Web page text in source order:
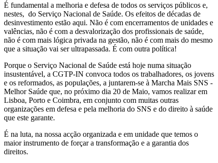
É fundamental a melhoria e defesa de todos os serviços públicos e,
nestes, do Serviço Nacional de Saúde. Os efeitos de décadas de
desinvestimento estão aqui. Não é com encerramentos de unidades e
valências, não é com a desvalorização dos profissionais de saúde,
não é com mais lógica privada na gestão, não é com mais do mesmo
que a situação vai ser ultrapassada. É com outra política!
Porque o Serviço Nacional de Saúde está hoje numa situação
insustentável, a CGTP-IN convoca todos os trabalhadores, os jovens
e os reformados, as populações, a juntarem-se à Marcha Mais SNS -
Melhor Saúde que, no próximo dia 20 de Maio, vamos realizar em
Lisboa, Porto e Coimbra, em conjunto com muitas outras
organizações em defesa e pela melhoria do SNS e do direito à saúde
que este garante.
É na luta, na nossa acção organizada e em unidade que temos o
maior instrumento de forçar a transformação e a garantia dos
direitos.